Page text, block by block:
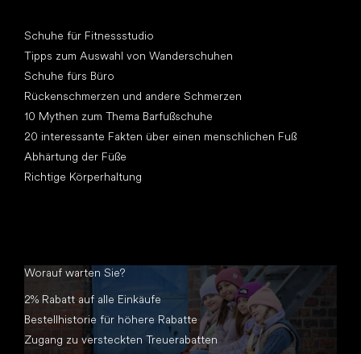
Schuhe für Fitnessstudio
Tipps zum Auswahl von Wanderschuhen
Schuhe fürs Büro
Rückenschmerzen und andere Schmerzen
10 Mythen zum Thema Barfußschuhe
20 interessante Fakten über einen menschlichen Fuß
Abhärtung der Füße
Richtige Körperhaltung
Worauf warten Sie?
2% Rabatt auf alle Einkäufe
Bestellhistorie für höhere Rabatte
Zugang zu versteckten Treuerabatten